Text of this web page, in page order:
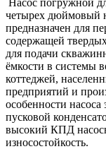
четырех дюймовый
предназначен для
содержащей
для подачи
ёмкости в системы
коттеджей,
предприятий и
особенности
пусковой
высокий КПД
износостойкость.